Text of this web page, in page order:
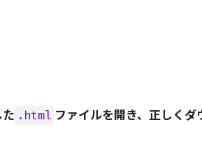
.html ファイルを開き、正しくダ